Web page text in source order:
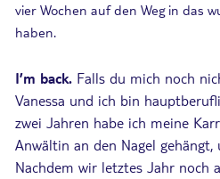
vier Wochen auf den Weg in das
haben.
I’m back. Falls du mich noch
Vanessa und ich bin
zwei Jahren habe ich meine
Anwältin an den Nagel
Nachdem wir letztes Jahr noch